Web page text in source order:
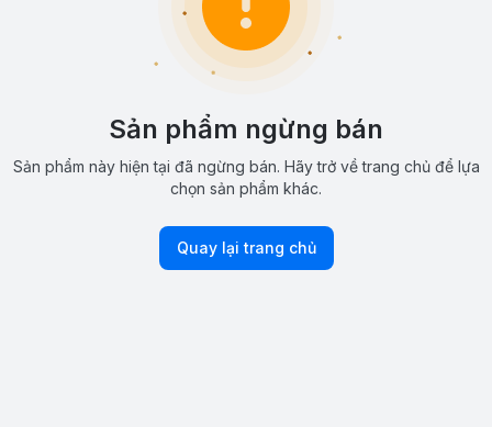
Sản phẩm ngừng bán
Sản phẩm này hiện tại đã ngừng bán. Hãy trở về trang chủ để lựa
chọn sản phẩm khác.
Quay lại trang chủ